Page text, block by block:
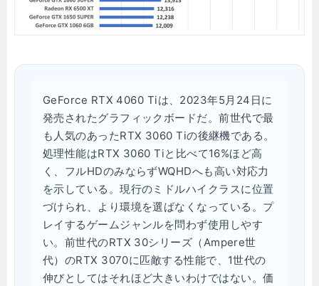
GeForce RTX 4060 Tiは、2023年5月24日に
発売されたグラフィックボードだ。前世代で最
も人気のあったRTX 3060 Tiの後継機である。
処理性能はRTX 3060 Tiと比べて16%ほど高
く、フルHDのみならずWQHDへも高い対応力
を示している。現行のミドルハイクラスに位置
づけられ、より環境を選ばなくなっている。プ
レイするゲームジャンルを問わず使用しやす
い。前世代のRTX 30シリーズ（Ampere世
代）のRTX 3070に匹敵する性能で、1世代の
伸びとしてはそれほど大きいわけではない。価